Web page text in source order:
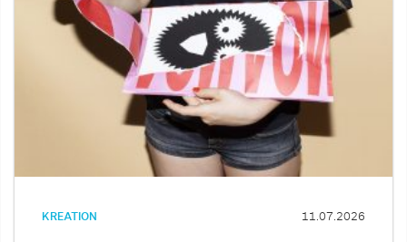
KREATION 11.07.2026